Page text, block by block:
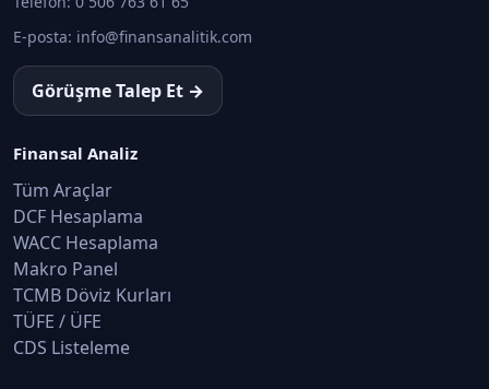
E-posta: info@finansanalitik.com
Görüşme Talep Et →
Finansal Analiz
Tüm Araçlar
DCF Hesaplama
WACC Hesaplama
Makro Panel
TCMB Döviz Kurları
TÜFE / ÜFE
CDS Listeleme